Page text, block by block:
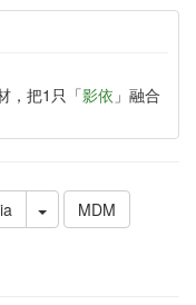
，把1只「影依 」融合
MDM